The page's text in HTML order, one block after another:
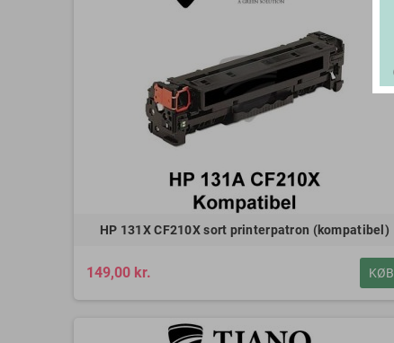
HP 131X CF210X sort printerpatron (kompatibel)
149,00 kr. KØB